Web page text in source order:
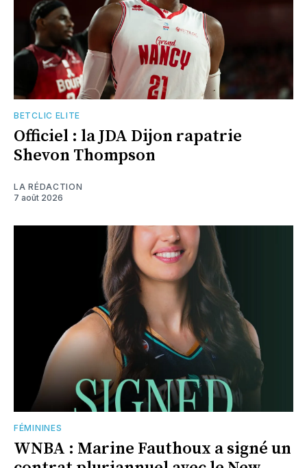
BETCLIC ELITE
Officiel : la JDA Dijon rapatrie
Shevon Thompson
LA RÉDACTION
7 août 2026
FÉMININES
WNBA : Marine Fauthoux a signé un